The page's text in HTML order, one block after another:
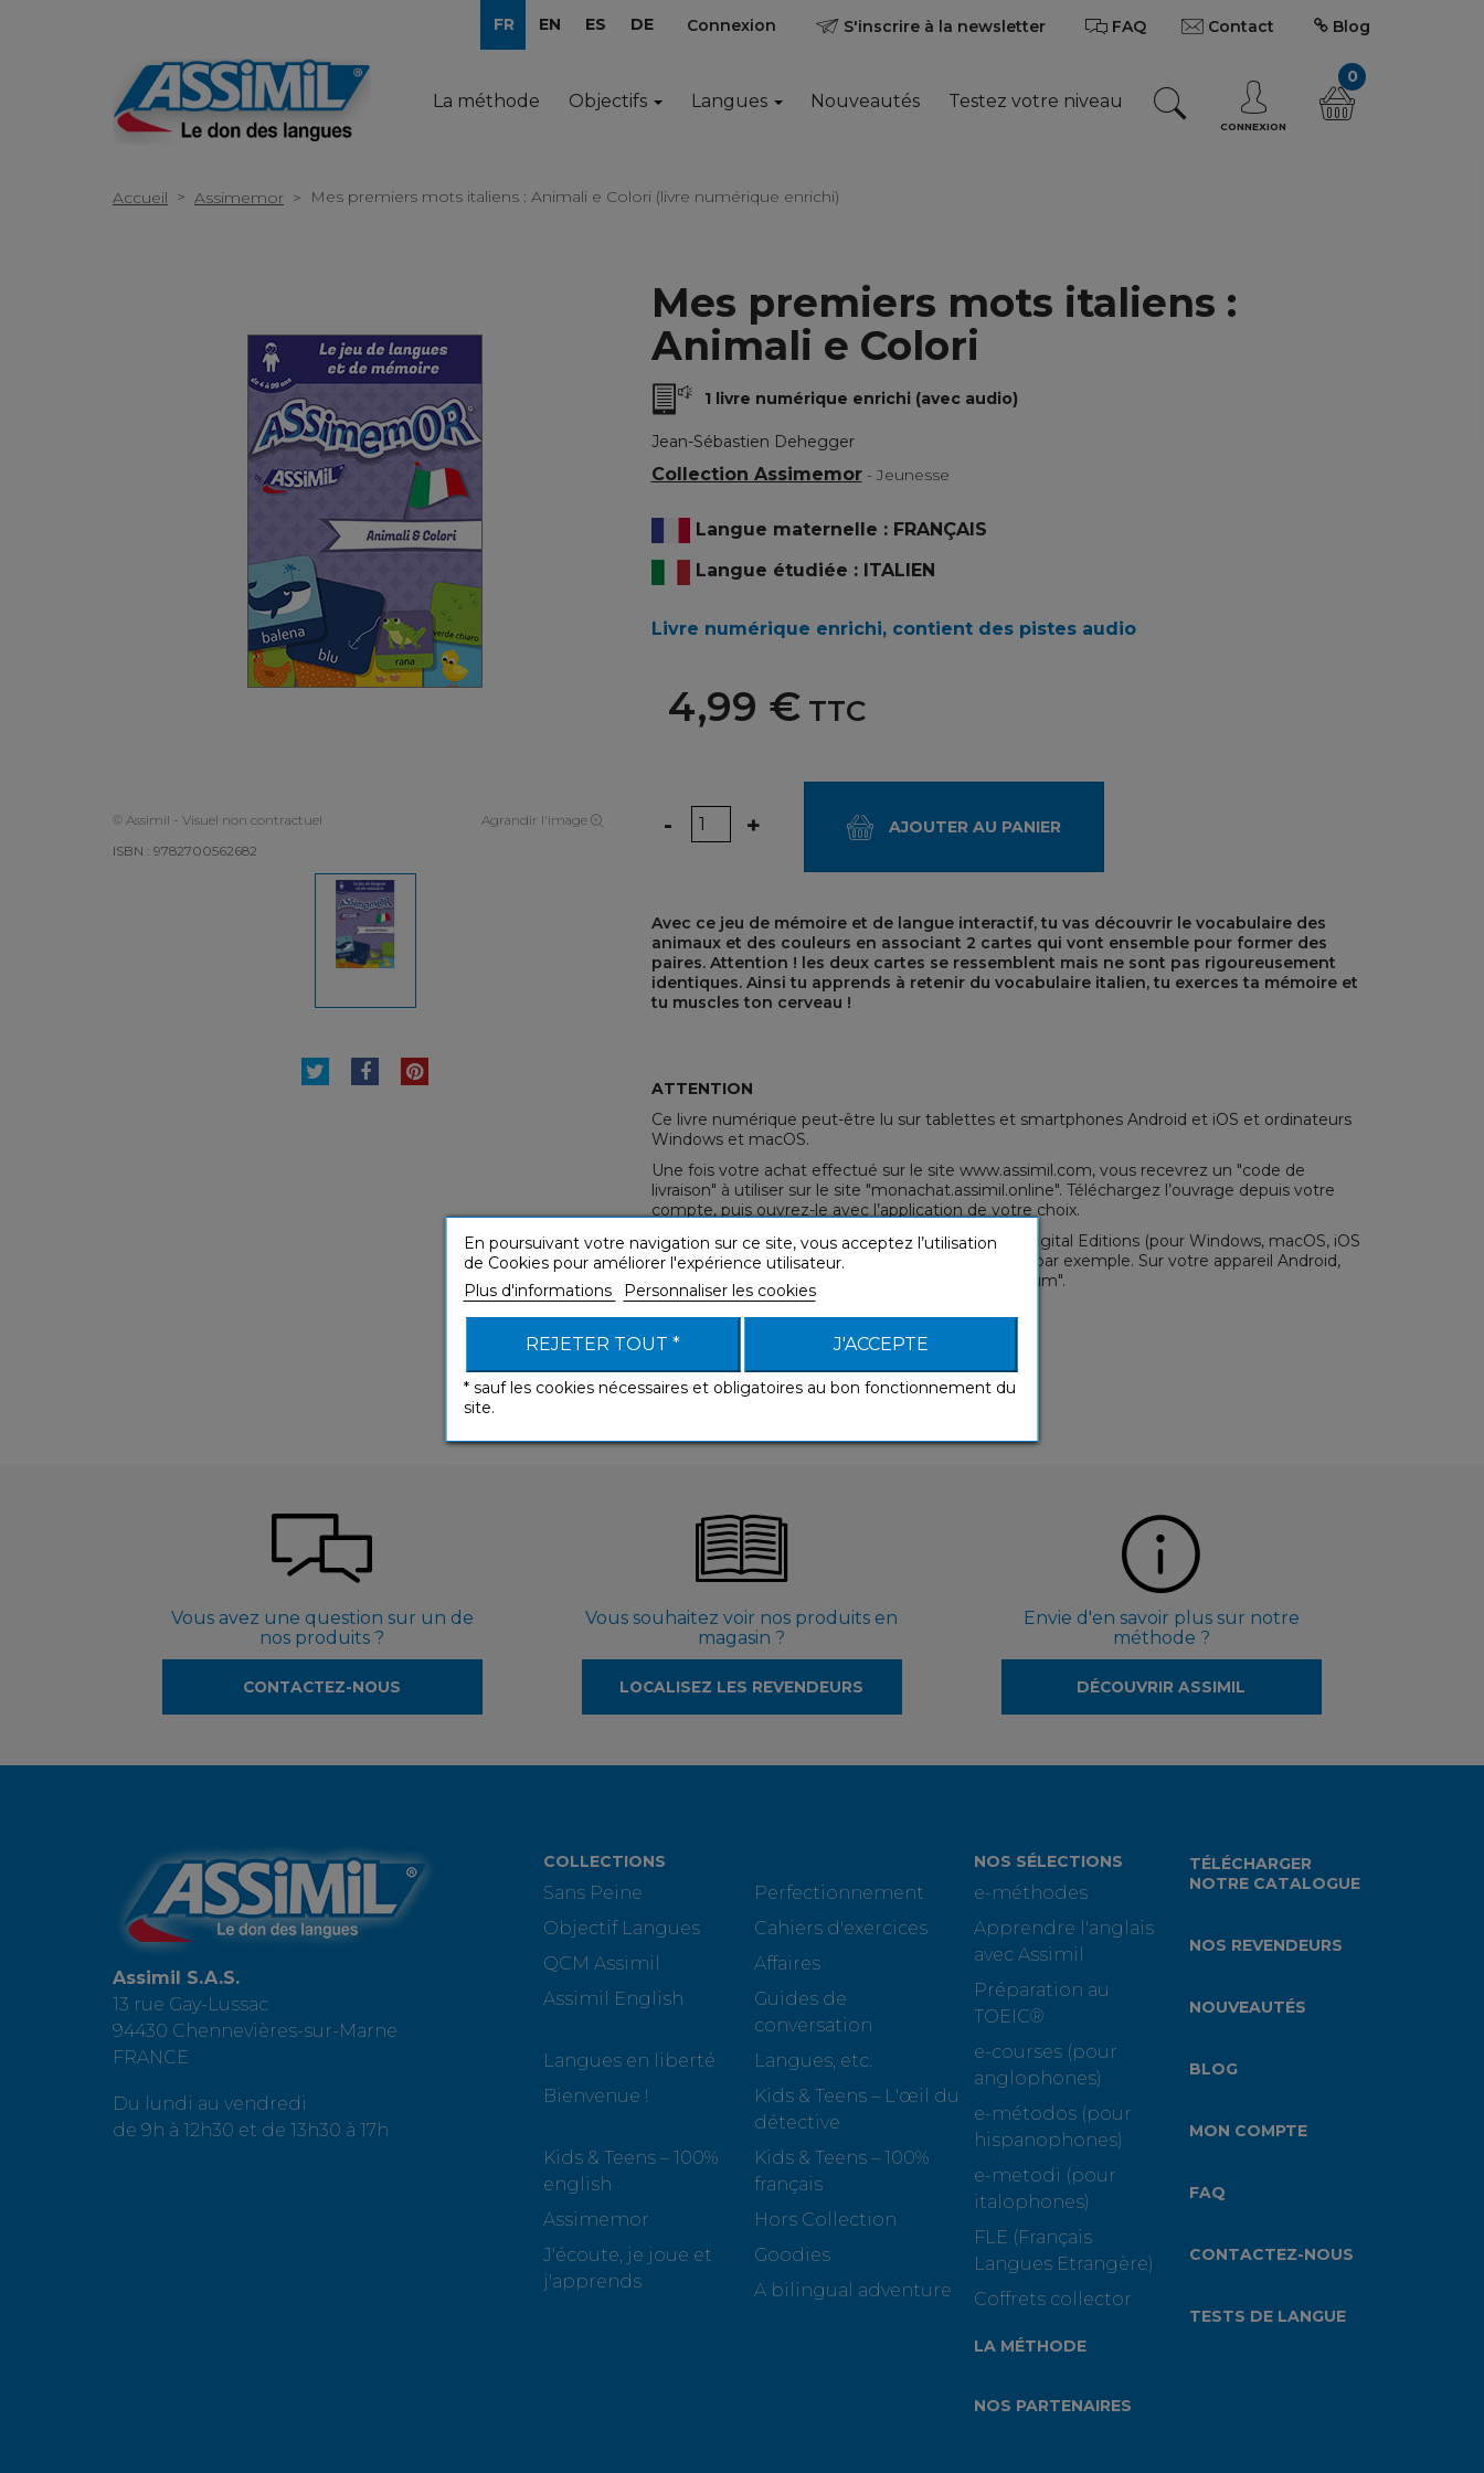
FR EN ES DE Connexion S'inscrire à la newsletter FAQ Contact Blog
La méthode Objectifs Langues Nouveautés Testez votre niveau
CONNEXION
0
Accueil > Assimemor > Mes premiers mots italiens : Animali e Colori (livre numérique enrichi)
© Assimil - Visuel non contractuel
Agrandir l'image
ISBN : 9782700562682
TWEETPARTAGERPINTEREST
Mes premiers mots italiens :
Animali e Colori
1 livre numérique enrichi (avec audio)
Jean-Sébastien Dehegger
Collection Assimemor - Jeunesse
Langue maternelle : FRANÇAIS
Langue étudiée : ITALIEN
Livre numérique enrichi, contient des pistes audio
4,99 €TTC
Quantité
- + AJOUTER AU PANIER
Avec ce jeu de mémoire et de langue interactif, tu vas découvrir le vocabulaire des
animaux et des couleurs en associant 2 cartes qui vont ensemble pour former des
paires. Attention ! les deux cartes se ressemblent mais ne sont pas rigoureusement
identiques. Ainsi tu apprends à retenir du vocabulaire italien, tu exerces ta mémoire et
tu muscles ton cerveau !
ATTENTION
Ce livre numérique peut-être lu sur tablettes et smartphones Android et iOS et ordinateurs
Windows et macOS.
Une fois votre achat effectué sur le site www.assimil.com, vous recevrez un "code de
livraison" à utiliser sur le site "monachat.assimil.online". Téléchargez l’ouvrage depuis votre
compte, puis ouvrez-le avec l’application de votre choix.
Vous pouvez utiliser l’application gratuiteAdobe Digital Editions(pour Windows, macOS, iOS
et Android) ou encore iBooks (sur macOS ou iOS) par exemple. Sur votre appareil Android,
vous pouvez également utiliser l'application "Lithium".
Vous avez une question sur un de
nos produits ?
CONTACTEZ-NOUS
Vous souhaitez voir nos produits en
magasin ?
LOCALISEZ LES REVENDEURS
Envie d'en savoir plus sur notre
méthode ?
DÉCOUVRIR ASSIMIL
Assimil S.A.S.
13 rue Gay-Lussac
94430 Chennevières-sur-Marne
FRANCE
Du lundi au vendredi
de 9h à 12h30 et de 13h30 à 17h
COLLECTIONS
Sans Peine
Perfectionnement
Objectif Langues
Cahiers d'exercices
QCM Assimil
Affaires
Assimil English
Guides de
conversation
Langues en liberté
Langues, etc.
Bienvenue !
Kids & Teens – L'œil du
détective
Kids & Teens – 100%
english
Kids & Teens – 100%
français
Assimemor
Hors Collection
J'écoute, je joue et
j'apprends
Goodies
A bilingual adventure
NOS SÉLECTIONS
e-méthodes
Apprendre l'anglais
avec Assimil
Préparation au
TOEIC®
e-courses (pour
anglophones)
e-métodos (pour
hispanophones)
e-metodi (pour
italophones)
FLE (Français
Langues Etrangère)
Coffrets collector
LA MÉTHODE
NOS PARTENAIRES
TÉLÉCHARGER
NOTRE CATALOGUE
NOS REVENDEURS
NOUVEAUTÉS
BLOG
MON COMPTE
FAQ
CONTACTEZ-NOUS
TESTS DE LANGUE
En poursuivant votre navigation sur ce site, vous acceptez l’utilisation
de Cookies pour améliorer l'expérience utilisateur.
Plus d'informations
Personnaliser les cookies
REJETER TOUT * J'ACCEPTE
* sauf les cookies nécessaires et obligatoires au bon fonctionnement du
site.